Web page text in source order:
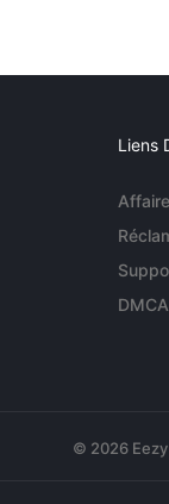
Liens
DMCA
© 2026